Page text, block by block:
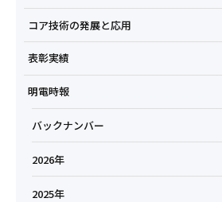
コア技術の発展と応用
表彰実績
明電時報
バックナンバー
2026年
2025年